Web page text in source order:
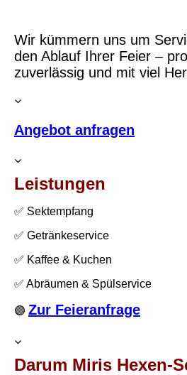
Wir kümmern uns um
den Ablauf Ihrer Feier –
zuverlässig und mit viel
Angebot anfragen
Leistungen
✅ Sektempfang
✅ Getränkeservice
✅ Kaffee & Kuchen
✅ Abräumen & Spülservice
🟣 Zur Feieranfrage
Darum Miris Hexen-